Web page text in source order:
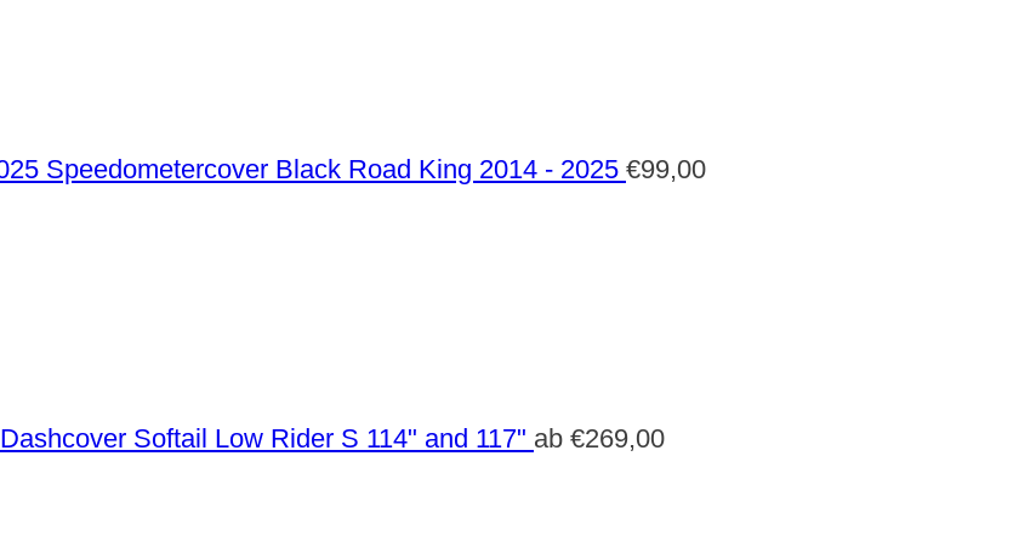
Speedometercover Black Road King 2014 - 2025 €99,00
Dashcover Softail Low Rider S 114" and 117" ab €269,00